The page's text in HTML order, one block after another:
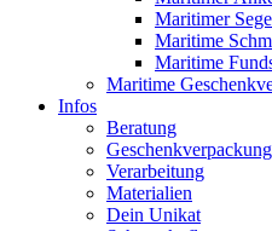
Maritimer
Maritime
Maritime
Maritime
Infos
Beratung
Verarbeitung
Materialien
Dein Unikat